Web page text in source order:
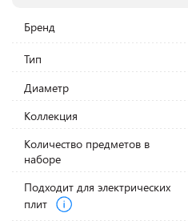
Бренд
Тип
Диаметр
Коллекция
Количество предметов в
наборе
Подходит для электрических
плит